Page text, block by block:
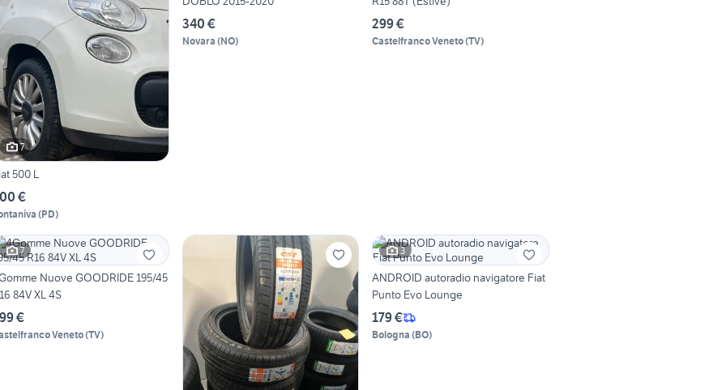
7
500 L
€
(PD)
340 €
Novara (NO)
299 €
Castelfranco Veneto(TV)
7
Nuove GOODRIDE 195/45
84V XL 4S
€
Veneto(TV)
3
ANDROID autoradio navigatore Fiat
Punto Evo Lounge
179 €
Bologna (BO)